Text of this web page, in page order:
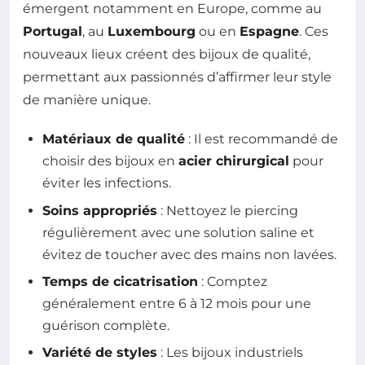
émergent notamment en Europe, comme au
Portugal, au Luxembourg ou en Espagne. Ces
nouveaux lieux créent des bijoux de qualité,
permettant aux passionnés d’affirmer leur style
de manière unique.
Matériaux de qualité : Il est recommandé de
choisir des bijoux en acier chirurgical pour
éviter les infections.
Soins appropriés : Nettoyez le piercing
régulièrement avec une solution saline et
évitez de toucher avec des mains non lavées.
Temps de cicatrisation : Comptez
généralement entre 6 à 12 mois pour une
guérison complète.
Variété de styles : Les bijoux industriels